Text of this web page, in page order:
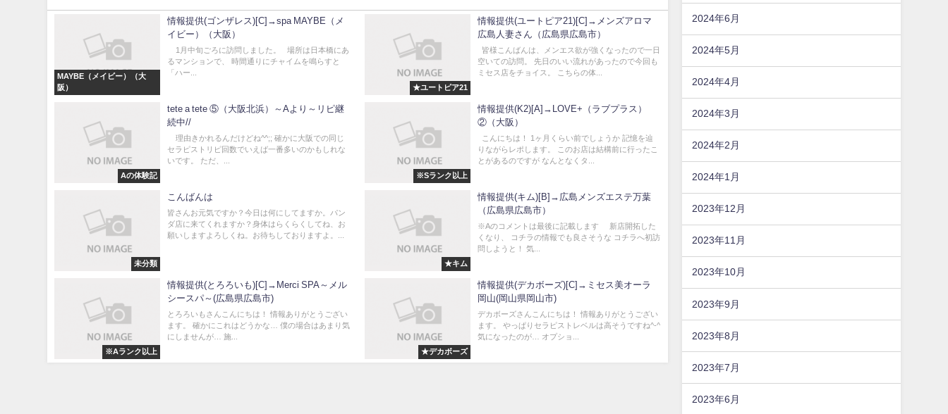
MAYBE（メイビー）（大
阪）
情報提供(ゴンザレス)[C]→spa MAYBE（メ
イビー）（大阪）
1月中旬ごろに訪問しました。 場所は日本橋にあ
るマンションで、 時間通りにチャイムを鳴らすと
「ハー...
★ユートピア21
情報提供(ユートピア21)[C]→メンズアロマ
広島人妻さん（広島県広島市）
皆様こんばんは、メンエス欲が強くなったので一日
空いての訪問。 先日のいい流れがあったので今回も
ミセス店をチョイス。 こちらの体...
Aの体験記
tete a tete ⑤（大阪北浜）～Aより～リピ継
続中//
理由きかれるんだけどね^^;; 確かに大阪での同じ
セラピストリピ回数でいえば一番多いのかもしれな
いです。 ただ、...
※Sランク以上
情報提供(K2)[A]→LOVE+（ラブプラス）
②（大阪）
こんにちは！ 1ヶ月くらい前でしょうか 記憶を辿
りながらレポします。 このお店は結構前に行ったこ
とがあるのですが なんとなくタ...
未分類
こんばんは
皆さんお元気ですか？今日は何にしてますか。パン
ダ店に来てくれますか？身体はらくらくしてね、お
願いしますよろしくね。お待ちしておりますよ。...
★キム
情報提供(キム)[B]→広島メンズエステ万葉
（広島県広島市）
※Aのコメントは最後に記載します 新店開拓した
くなり、 コチラの情報でも良さそうな コチラへ初訪
問しようと！ 気...
※Aランク以上
情報提供(とろろいも)[C]→Merci SPA～メル
シースパ～(広島県広島市)
とろろいもさんこんにちは！ 情報ありがとうござい
ます。 確かにこれはどうかな… 僕の場合はあまり気
にしませんが… 施...
★デカボーズ
情報提供(デカボーズ)[C]→ミセス美オーラ
岡山(岡山県岡山市)
デカボーズさんこんにちは！ 情報ありがとうござい
ます。 やっぱりセラピストレベルは高そうですね^-^
気になったのが… オプショ...
2024年6月
2024年5月
2024年4月
2024年3月
2024年2月
2024年1月
2023年12月
2023年11月
2023年10月
2023年9月
2023年8月
2023年7月
2023年6月